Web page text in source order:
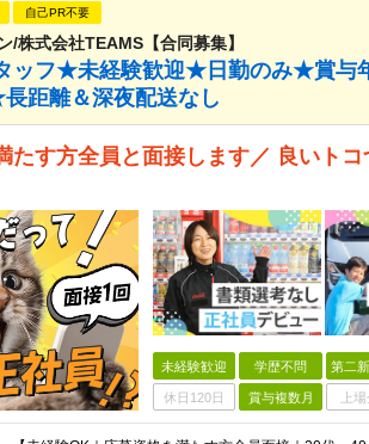
自己PR不要
/株式会社TEAMS【合同募集】
ッフ★未経験歓迎★日勤のみ★賞
距離＆深夜配送なし
たす方全員と面接します／ 良いト
未経験歓迎 学歴不問 第二
休日120日 賞与複数月 上